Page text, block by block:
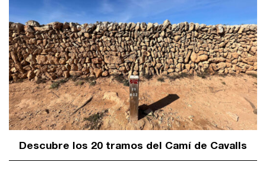
Descubre los 20 tramos del Camí de Cavalls